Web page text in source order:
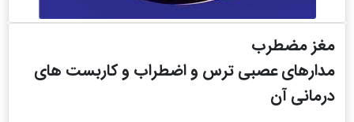
مغز مضطرب
مدارهای عصبی ترس و اضطراب و کاربست های
درمانی آن